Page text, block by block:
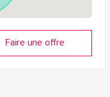
Faire une offre